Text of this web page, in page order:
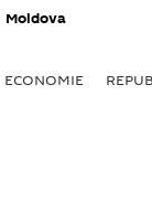
Moldova
ECONOMIE